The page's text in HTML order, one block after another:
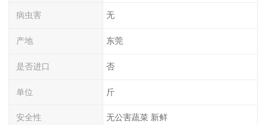
病虫害 无
产地 东莞
是否进口 否
单位 斤
安全性 无公害蔬菜 新鲜